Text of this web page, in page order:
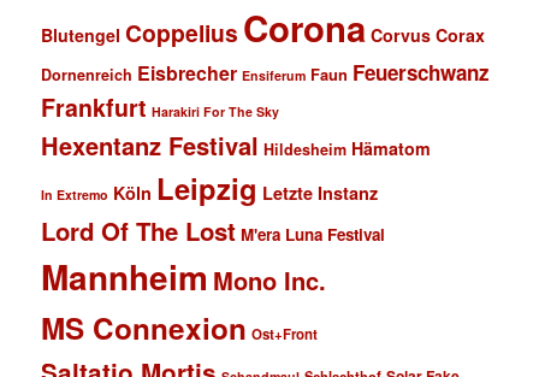
Blutengel Coppelius Corona Corvus Corax
Dornenreich Eisbrecher Ensiferum Faun Feuerschwanz
Frankfurt Harakiri For The Sky
Hexentanz Festival Hildesheim Hämatom
In Extremo Köln Leipzig Letzte Instanz
Lord Of The Lost M'era Luna Festival
Mannheim Mono Inc.
MS Connexion Ost+Front